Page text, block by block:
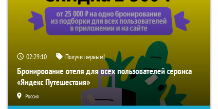
02:29:09 Получи первым!
Бронирование отеля для всех пользователей сервиса
«Яндекс Путешествия»
Россия